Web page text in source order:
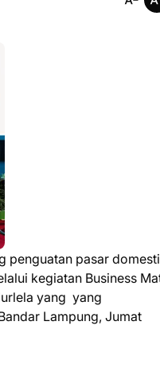
penguatan pasar
kegiatan Business
yang yang
Lampung, Jumat